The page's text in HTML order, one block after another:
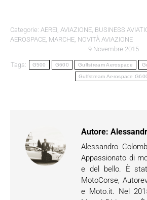
Categorie: AEREI, AVIAZIONE, BUSINESS
AEROSPACE, MARCHE, NOVITÀ AVIAZIONE
9 Novembre 2015
Tags: G500 G600 Gulfstream Aerospace
Gulfstream Aerospace
Autore:
Alessandro
Appassionato di
e del bello. È
MotoCorse,
e Moto.it. Nel